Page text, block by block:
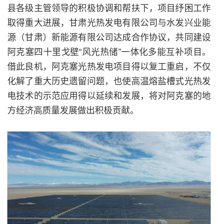
县各级主管领导的积极协调和帮扶下，项目纾困工作
取得重大进展，甘肃光热发电有限公司与水发兴业能
源（甘肃）新能源有限公司达成合作协议，共同建设
阿克塞四十里戈壁“风光热储”一体化多能互补项目。
借此良机，阿克塞光热发电项目得以复工重启，不仅
化解了重大历史遗留问题，也使高温熔盐槽式光热发
电技术的示范应用得以延续和发展，将对阿克塞的地
方经济高质量发展做出积极贡献。